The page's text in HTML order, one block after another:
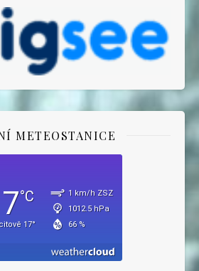
METEOSTANICE